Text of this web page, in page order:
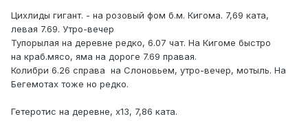
Цихлиды гигант. - на розовый фом б.м. Кигома. 7,69 ката,
левая 7.69. Утро-вечер
Тупорылая на деревне редко, 6.07 чат. На Кигоме быстро
на краб.мясо, яма на дороге 7.69 правая.
Колибри 6.26 справа на Слоновьем, утро-вечер, мотыль. На
Бегемотах тоже но редко.
Гетеротис на деревне, х13, 7,86 ката.